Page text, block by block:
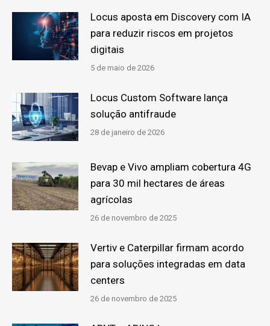
Locus aposta em Discovery com IA
para reduzir riscos em projetos
digitais
5 de maio de 2026
Locus Custom Software lança
solução antifraude
28 de janeiro de 2026
Bevap e Vivo ampliam cobertura 4G
para 30 mil hectares de áreas
agrícolas
26 de novembro de 2025
Vertiv e Caterpillar firmam acordo
para soluções integradas em data
centers
26 de novembro de 2025